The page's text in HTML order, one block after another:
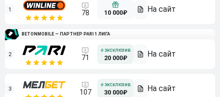
1 78 10 000₽
BETONMOBILE — ПАРТНЕР PARI 1 ЛИГА
2 71 20 000₽
3 107 30 000₽